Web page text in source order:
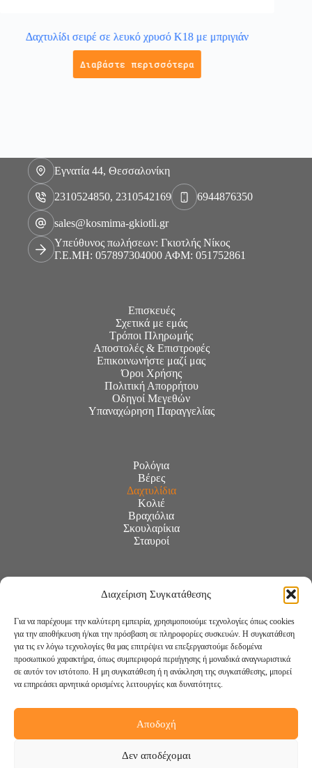
Διαχείριση Συγκατάθεσης
Για να παρέχουμε την καλύτερη εμπειρία, χρησιμοποιούμε τεχνολογίες όπως cookies
για την αποθήκευση ή/και την πρόσβαση σε πληροφορίες συσκευών. Η συγκατάθεση
για τις εν λόγω τεχνολογίες θα μας επιτρέψει να επεξεργαστούμε δεδομένα
προσωπικού χαρακτήρα, όπως συμπεριφορά περιήγησης ή μοναδικά αναγνωριστικά
σε αυτόν τον ιστότοπο. Η μη συγκατάθεση ή η ανάκληση της συγκατάθεσης, μπορεί
να επηρεάσει αρνητικά ορισμένες λειτουργίες και δυνατότητες.
Αποδοχή
Δεν αποδέχομαι
Δαχτυλίδι σειρέ σε λευκό χρυσό Κ18 με μπριγιάν
Διαβάστε περισσότερα
Εγνατία 44, Θεσσαλονίκη
2310524850, 2310542169 6944876350
sales@kosmima-gkiotli.gr
Υπεύθυνος πωλήσεων: Γκιοτλής Νίκος
Γ.Ε.ΜΗ: 057897304000 ΑΦΜ: 051752861
Επισκευές
Σχετικά με εμάς
Τρόποι Πληρωμής
Αποστολές & Επιστροφές
Επικοινωνήστε μαζί μας
Όροι Χρήσης
Πολιτική Απορρήτου
Οδηγοί Μεγεθών
Υπαναχώρηση Παραγγελίας
Ρολόγια
Βέρες
Δαχτυλίδια
Κολιέ
Βραχιόλια
Σκουλαρίκια
Σταυροί